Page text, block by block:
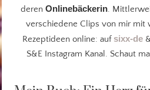
derenOnlinebäckerin.
verschiedene Clips von mir mit
Rezeptideen online: auf sixx-de
S&E Instagram Kanal. Schaut